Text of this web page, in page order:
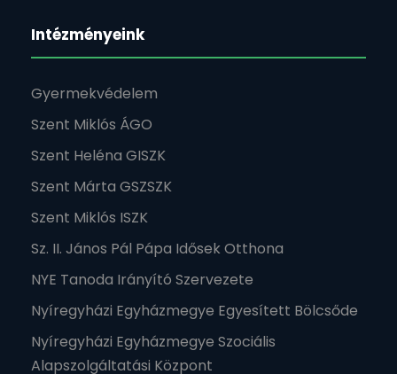
Intézményeink
Gyermekvédelem
Szent Miklós ÁGO
Szent Heléna GISZK
Szent Márta GSZSZK
Szent Miklós ISZK
Sz. II. János Pál Pápa Idősek Otthona
NYE Tanoda Irányító Szervezete
Nyíregyházi Egyházmegye Egyesített Bölcsőde
Nyíregyházi Egyházmegye Szociális
Alapszolgáltatási Központ